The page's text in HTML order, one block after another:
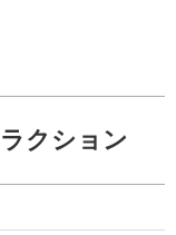
クション